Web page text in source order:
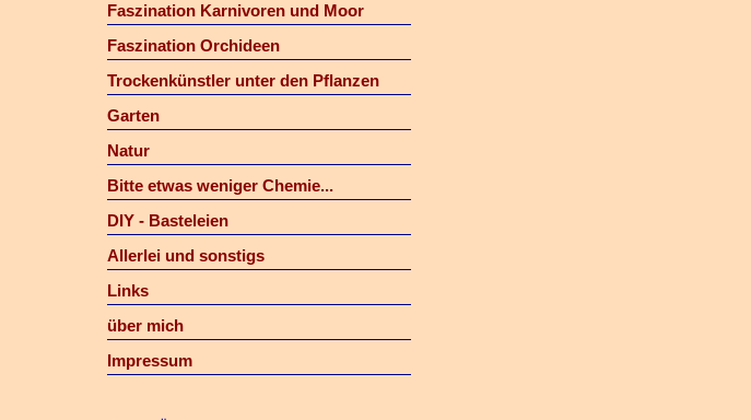
Faszination Karnivoren und Moor
Faszination Orchideen
Trockenkünstler unter den Pflanzen
Garten
Natur
Bitte etwas weniger Chemie...
DIY - Basteleien
Allerlei und sonstigs
Links
über mich
Impressum